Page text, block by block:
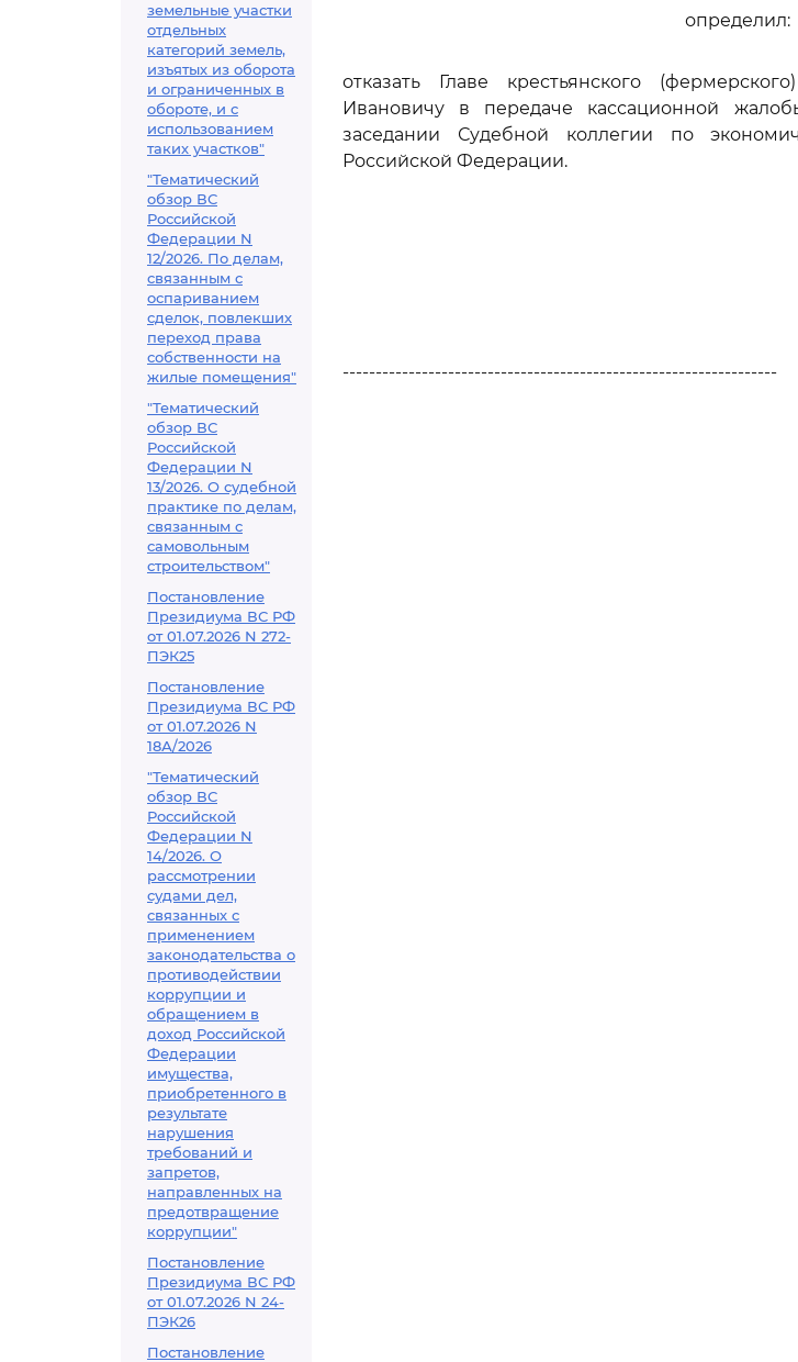
земельные участки
отдельных
категорий земель,
изъятых из оборота
и ограниченных в
обороте, и с
использованием
таких участков"
"Тематический
обзор ВС
Российской
Федерации N
12/2026. По делам,
связанным с
оспариванием
сделок, повлекших
переход права
собственности на
жилые помещения"
"Тематический
обзор ВС
Российской
Федерации N
13/2026. О судебной
практике по делам,
связанным с
самовольным
строительством"
Постановление
Президиума ВС РФ
от 01.07.2026 N 272-
ПЭК25
Постановление
Президиума ВС РФ
от 01.07.2026 N
18А/2026
"Тематический
обзор ВС
Российской
Федерации N
14/2026. О
рассмотрении
судами дел,
связанных с
применением
законодательства о
противодействии
коррупции и
обращением в
доход Российской
Федерации
имущества,
приобретенного в
результате
нарушения
требований и
запретов,
направленных на
предотвращение
коррупции"
Постановление
Президиума ВС РФ
от 01.07.2026 N 24-
ПЭК26
Постановление
определил:
отказать Главе крестьянского
Ивановичу в передаче кассационной
заседании Судебной коллегии по
Российской Федерации.
------------------------------------------------------------------